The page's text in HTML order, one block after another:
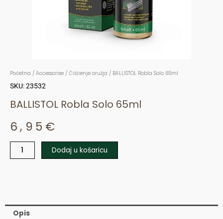
Početna / Accessorise / Čišćenje oružja / BALLISTOL Robla Solo 65ml
SKU: 23532
BALLISTOL Robla Solo 65ml
6,95 €
BALLISTOL
količina
Dodaj u košaricu
Opis